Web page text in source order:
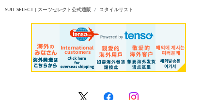
SUIT SELECT | スーツセレクト公式通販 スタイルリスト